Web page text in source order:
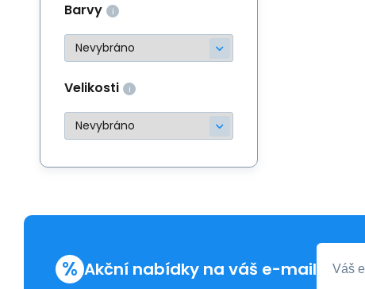
Barvy
Velikosti
% Akční nabídky na váš e-mail